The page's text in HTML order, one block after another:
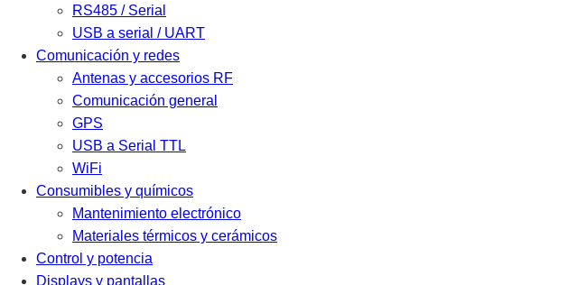
RS485 / Serial
USB a serial / UART
Comunicación y redes
Antenas y accesorios RF
Comunicación general
GPS
USB a Serial TTL
WiFi
Consumibles y químicos
Mantenimiento electrónico
Materiales térmicos y cerámicos
Control y potencia
Displays y pantallas